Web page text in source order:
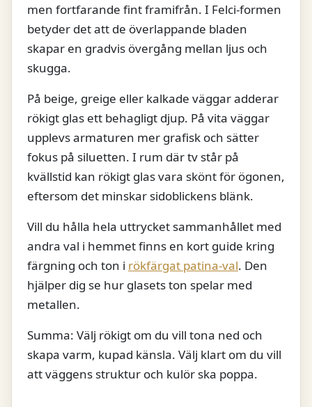
men fortfarande fint framifrån. I Felci-formen
betyder det att de överlappande bladen
skapar en gradvis övergång mellan ljus och
skugga.
På beige, greige eller kalkade väggar adderar
rökigt glas ett behagligt djup. På vita väggar
upplevs armaturen mer grafisk och sätter
fokus på siluetten. I rum där tv står på
kvällstid kan rökigt glas vara skönt för ögonen,
eftersom det minskar sidoblickens blänk.
Vill du hålla hela uttrycket sammanhållet med
andra val i hemmet finns en kort guide kring
färgning och ton i rökfärgat patina-val. Den
hjälper dig se hur glasets ton spelar med
metallen.
Summa: Välj rökigt om du vill tona ned och
skapa varm, kupad känsla. Välj klart om du vill
att väggens struktur och kulör ska poppa.